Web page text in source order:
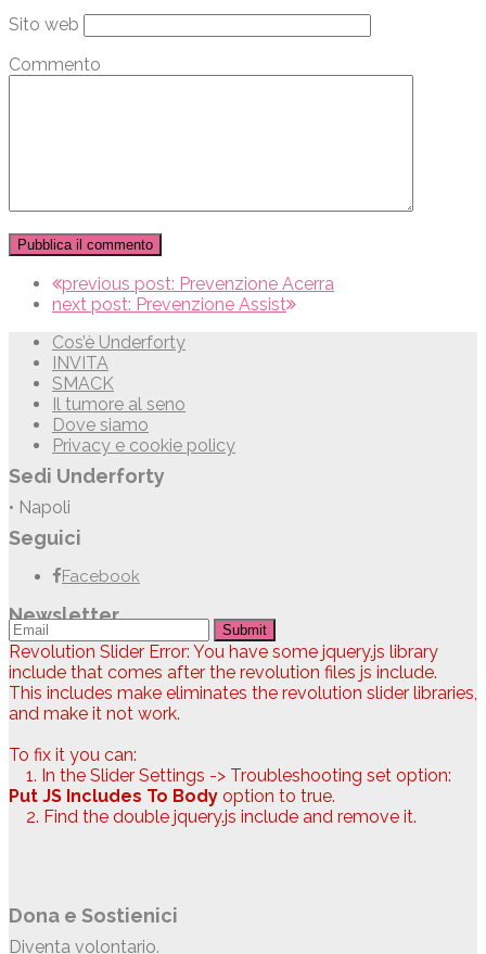
Sito web
Commento
previous post: Prevenzione Acerra
next post: Prevenzione Assist
Cos’è Underforty
INVITA
SMACK
Il tumore al seno
Dove siamo
Privacy e cookie policy
Sedi Underforty
• Napoli
Seguici
Facebook
Newsletter
Submit
Revolution Slider Error: You have some jquery.js library
include that comes after the revolution files js include.
This includes make eliminates the revolution slider libraries,
and make it not work.
To fix it you can:
1. In the Slider Settings -> Troubleshooting set option:
Put JS Includes To Body option to true.
2. Find the double jquery.js include and remove it.
Dona e Sostienici
Diventa volontario.